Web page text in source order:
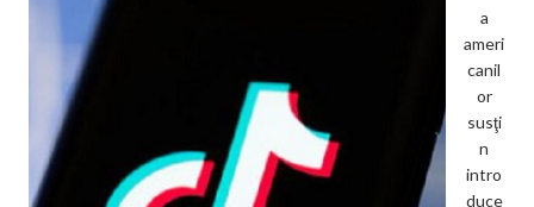
a
ameri
canil
or
susţi
n
intro
duce